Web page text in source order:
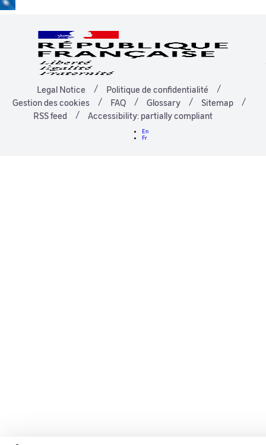
Legal Notice
Politique de confidentialité
Gestion des cookies
FAQ Glossary
Sitemap
RSS feed
Accessibility: partially compliant
En
Fr